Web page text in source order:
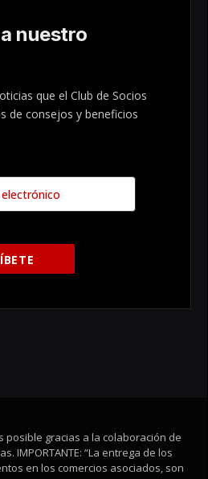
nuestro
que el Club de Socios
de consejos y beneficios
posible gracias a la colaboración de
IMPORTANTE: “La entrega de los
en los comercios asociados, son